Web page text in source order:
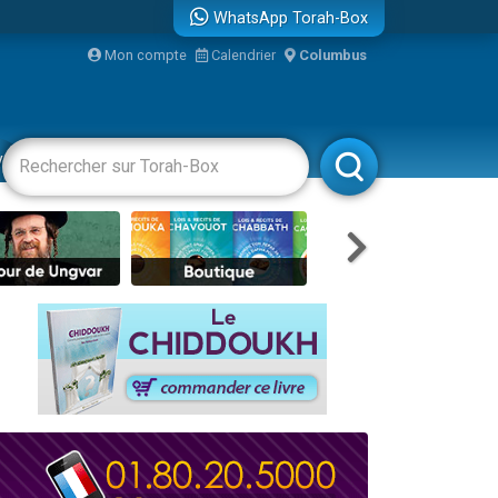
WhatsApp Torah-Box
Mon compte Calendrier Columbus
Livres Rabbanim